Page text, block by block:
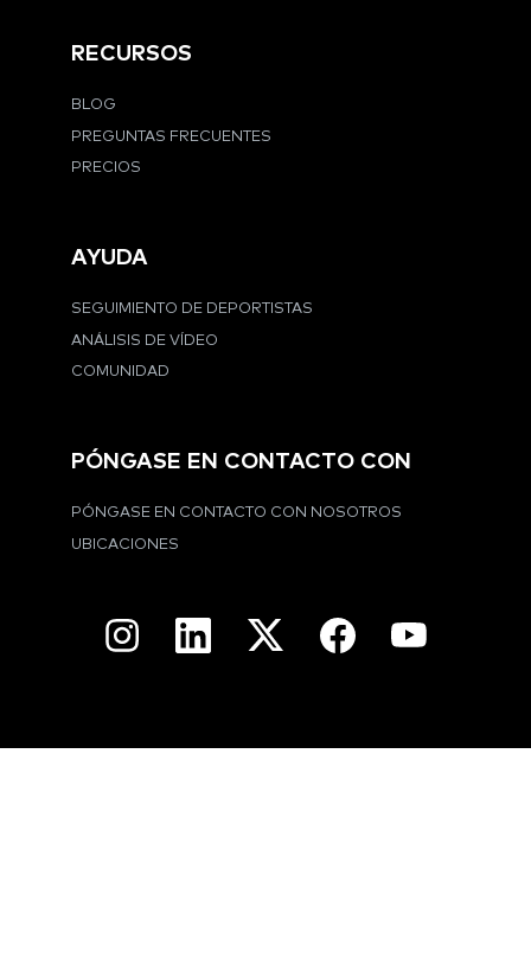
RECURSOS
BLOG
PREGUNTAS FRECUENTES
PRECIOS
AYUDA
SEGUIMIENTO DE DEPORTISTAS
ANÁLISIS DE VÍDEO
COMUNIDAD
PÓNGASE EN CONTACTO CON
PÓNGASE EN CONTACTO CON NOSOTROS
UBICACIONES